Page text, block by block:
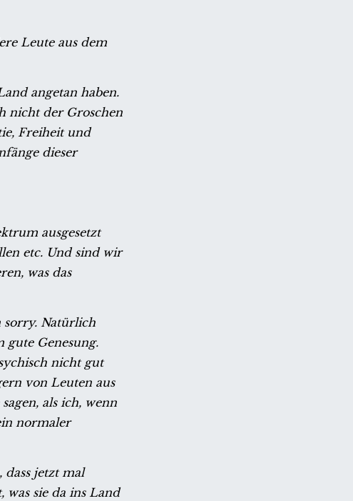
Leute aus dem
angetan haben.
nicht der Groschen
Freiheit und
dieser
ausgesetzt
etc. Und sind wir
was das
sorry. Natürlich
gute Genesung.
nicht gut
von Leuten aus
als ich, wenn
normaler
jetzt mal
sie da ins Land